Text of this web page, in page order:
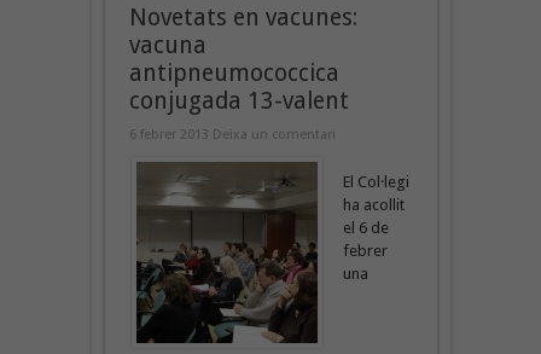
Novetats en vacunes:
vacuna
antipneumococcica
conjugada 13-valent
6 febrer 2013 Deixa un comentari
El Col·legi
ha acollit
el 6 de
febrer
una